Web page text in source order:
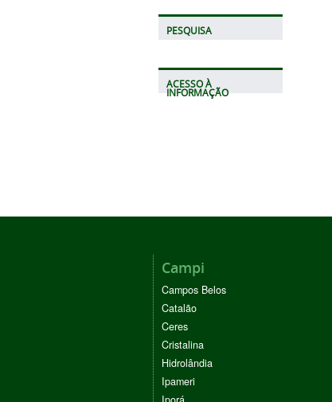
PESQUISA
ACESSO À
INFORMAÇÃO
Campi
Campos Belos
Catalão
Ceres
Cristalina
Hidrolândia
Ipameri